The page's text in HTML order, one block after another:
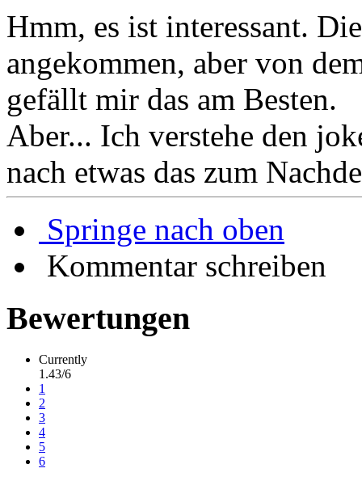
Hmm, es ist interessant.
angekommen, aber von
gefällt mir das am Besten.
Aber... Ich verstehe den
nach etwas das zum
Springe nach oben
Kommentar schreiben
Bewertungen
Currently
1.43/6
1
2
3
4
5
6